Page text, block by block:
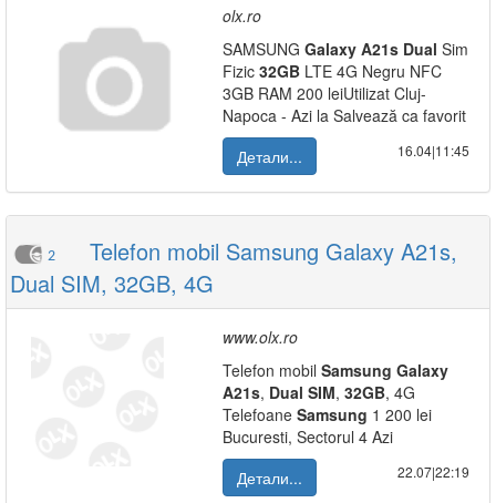
olx.ro
SAMSUNG Galaxy A21s Dual Sim
Fizic 32GB LTE 4G Negru NFC
3GB RAM 200 leiUtilizat Cluj-
Napoca - Azi la Salvează ca favorit
Детали...
16.04|11:45
2
Telefon mobil Samsung Galaxy A21s,
Dual SIM, 32GB, 4G
www.olx.ro
Telefon mobil Samsung Galaxy
A21s, Dual SIM, 32GB, 4G
Telefoane Samsung 1 200 lei
Bucuresti, Sectorul 4 Azi
Детали...
22.07|22:19